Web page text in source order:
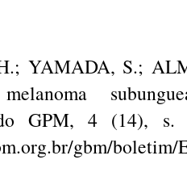
YAMADA, S.;
GPM, 4 (14), s.
gbm/boletim/